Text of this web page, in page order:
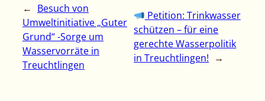
← Besuch von
Umweltinitiative „Guter
Grund“ -Sorge um
Wasservorräte in
Treuchtlingen
Petition: Trinkwasser
schützen – für eine
gerechte Wasserpolitik
in Treuchtlingen! →